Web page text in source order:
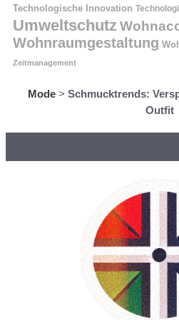
Technologische Innovation
Umweltschutz
Wohnraumgestaltung
Zeitmanagement
Mode > Schmucktrends:
Outfit